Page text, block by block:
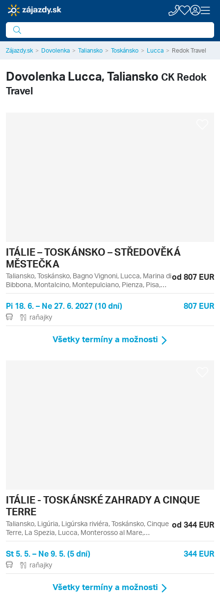
Zájazdy.sk Dovolenka Taliansko Toskánsko Lucca Redok Travel
Dovolenka Lucca, Taliansko CK Redok
Travel
ITÁLIE – TOSKÁNSKO – STŘEDOVĚKÁ
MĚSTEČKA
Taliansko, Toskánsko, Bagno Vignoni, Lucca, Marina di
Bibbona, Montalcino, Montepulciano, Pienza, Pisa,
Pistoia, San Gimignano, Siena, Volterra
od 807 EUR
Pi 18. 6. – Ne 27. 6. 2027 (10 dní) 807 EUR
raňajky
Všetky termíny a možnosti
ITÁLIE - TOSKÁNSKÉ ZAHRADY A CINQUE
TERRE
Taliansko, Ligúria, Ligúrska riviéra, Toskánsko, Cinque
Terre, La Spezia, Lucca, Monterosso al Mare,
Portovenere, Riomaggiore, Vernazza, Viareggio
od 344 EUR
St 5. 5. – Ne 9. 5. (5 dní) 344 EUR
raňajky
Všetky termíny a možnosti